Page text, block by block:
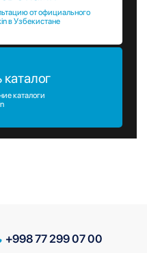
от официального
в Узбекистане
каталог
каталоги
+998 77 299 07 00